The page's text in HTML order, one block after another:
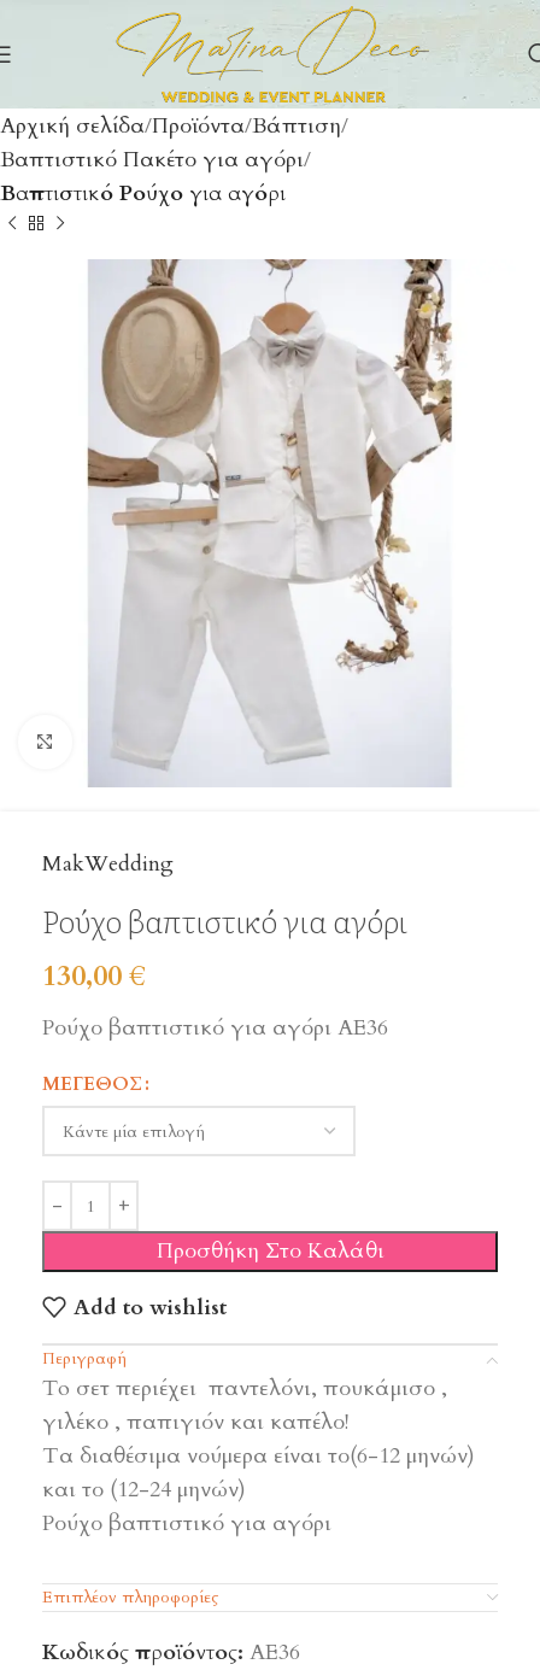
Αρχική σελίδα Προϊόντα Βάπτιση
Βαπτιστικό Πακέτο για αγόρι
Βαπτιστικό Ρούχο για αγόρι
Click to enlarge
MakWedding
Ρούχο βαπτιστικό για αγόρι
130,00€
Ρούχο βαπτιστικό για αγόρι ΑΕ36
ΜΈΓΕΘΟΣ
Προσθήκη Στο Καλάθι
Add to wishlist
Περιγραφή
To σετ περιέχει παντελόνι, πουκάμισο ,
γιλέκο , παπιγιόν και καπέλο!
Τα διαθέσιμα νούμερα είναι το(6-12 μηνών)
και το (12-24 μηνών)
Ρούχο βαπτιστικό για αγόρι
Επιπλέον πληροφορίες
Κωδικός προϊόντος: ΑΕ36